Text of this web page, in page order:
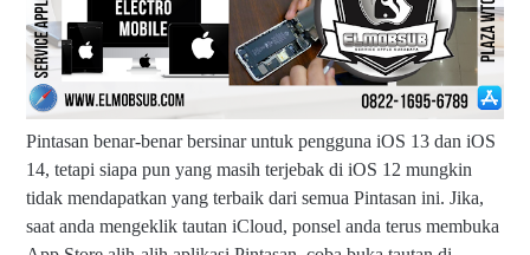
Pintasan benar-benar bersinar untuk pengguna iOS 13 dan iOS
14, tetapi siapa pun yang masih terjebak di iOS 12 mungkin
tidak mendapatkan yang terbaik dari semua Pintasan ini. Jika,
saat anda mengeklik tautan iCloud, ponsel anda terus membuka